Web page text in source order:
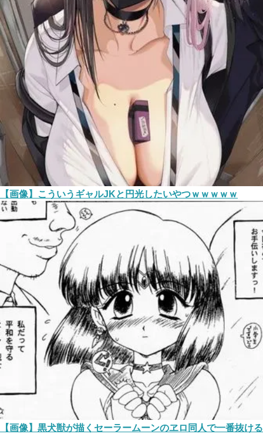
【画像】こういうギャルJKと円光したいやつｗｗｗｗｗ
【画像】黒犬獣が描くセーラームーンのヱロ同人で一番抜ける